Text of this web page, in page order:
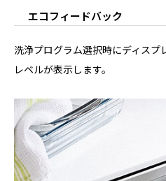
エコフィードバック
洗浄プログラム選択時にディス
レベルが表示します。